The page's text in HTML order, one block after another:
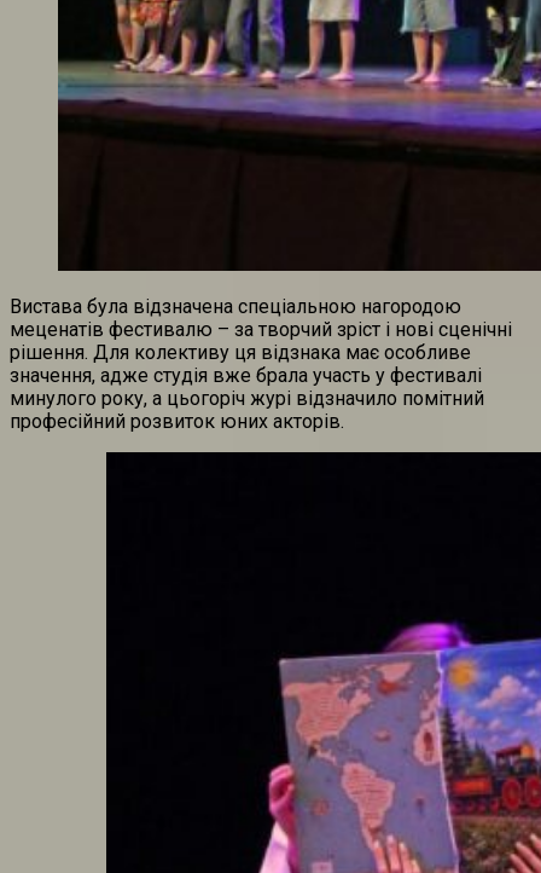
Вистава була відзначена спеціальною нагородою
меценатів фестивалю – за творчий зріст і нові сценічні
рішення. Для колективу ця відзнака має особливе
значення, адже студія вже брала участь у фестивалі
минулого року, а цьогоріч журі відзначило помітний
професійний розвиток юних акторів.